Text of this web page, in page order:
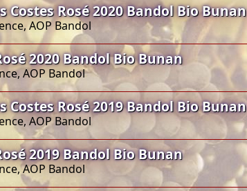
Rosé 2020 Bandol Bio Bunan
AOP Bandol
2020 Bandol Bio Bunan
AOP Bandol
Rosé 2019 Bandol Bio Bunan
AOP Bandol
2019 Bandol Bio Bunan
AOP Bandol